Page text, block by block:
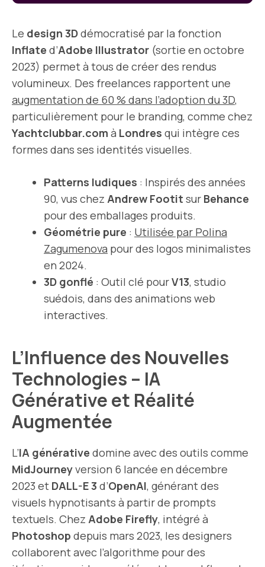
Le design 3Ddémocratisé par la fonction
Inflate d’Adobe Illustrator (sortie en octobre
2023) permet à tous de créer des rendus
volumineux. Des freelances rapportent une
augmentation de 60 % dans l’adoption du 3D,
particulièrement pour le branding, comme chez
Yachtclubbar.com à Londres qui intègre ces
formes dans ses identités visuelles.
Patterns ludiques : Inspirés des années
90, vus chez Andrew Footit sur Behance
pour des emballages produits.
Géométrie pure : Utilisée par Polina
Zagumenova pour des logos minimalistes
en 2024.
3D gonflé : Outil clé pourV13, studio
suédois, dans des animations web
interactives.
L’Influence des Nouvelles
Technologies – IA
Générative et Réalité
Augmentée
L’IA générative domine avec des outils comme
MidJourneyversion 6 lancée en décembre
2023 et DALL-E 3 d’OpenAI, générant des
visuels hypnotisants à partir de prompts
textuels. Chez Adobe Firefly, intégré à
Photoshop depuis mars 2023, les designers
collaborent avec l’algorithme pour des